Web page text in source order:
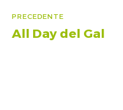
Navigazione
articoli
PRECEDENTE
Articolo
All Day del Gal